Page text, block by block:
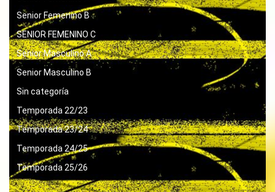
Senior Femenino B
SENIOR FEMENINO C
Senior Masculino A
Senior Masculino B
Sin categoría
Temporada 22/23
Temporada 23/24
Temporada 24/25
Temporada 25/26